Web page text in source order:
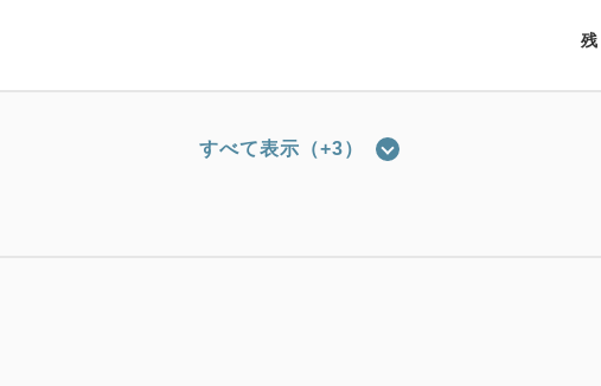
残
すべて表示（+3）